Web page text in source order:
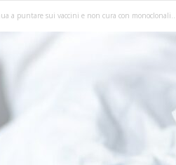
a puntare sui vaccini e non cura con monoclonali...